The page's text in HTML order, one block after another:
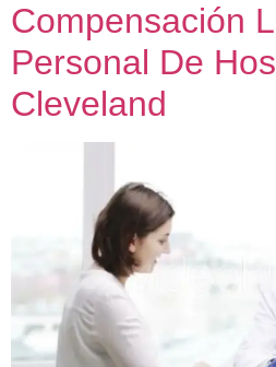
Compensación
Personal De
Cleveland